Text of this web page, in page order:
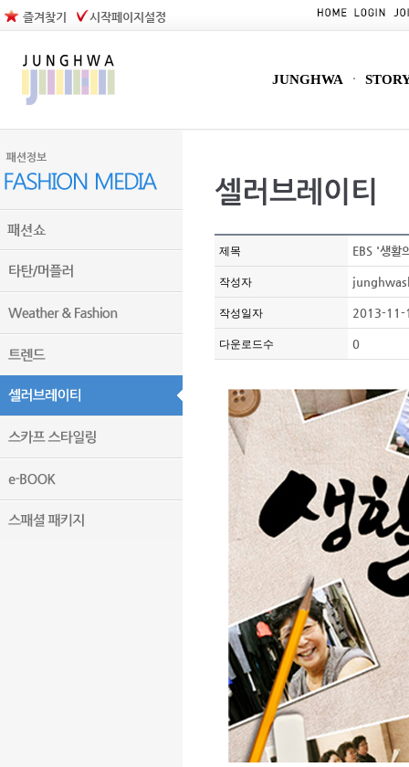
JUNGHWA
즐겨찾기 시작페이지설정
제목 EBS '생활
작성자
작성일자 2013-11-
다운로드수 0